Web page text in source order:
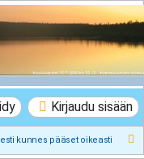
Kirjaudu sisään
kunnes pääset oikeasti